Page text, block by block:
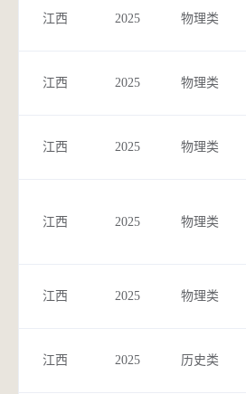
江西 2025 物理类
江西 2025 物理类
江西 2025 物理类
江西 2025 物理类
江西 2025 物理类
江西 2025 历史类